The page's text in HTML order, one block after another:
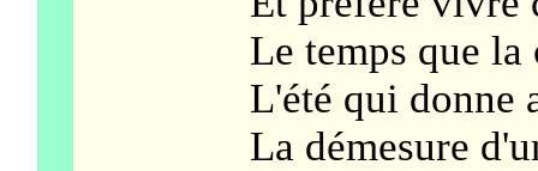
Le temps que la
L'été qui donne au
La démesure d'un